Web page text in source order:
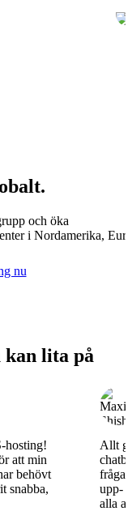
och öka
i Nordamerika,
nu
kan lita på
hosting!
att min
behövt
snabba,
Allt
fråga.
upp-
alla